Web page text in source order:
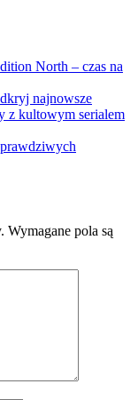
North – czas na
najnowsze
z kultowym serialem
Wymagane pola są